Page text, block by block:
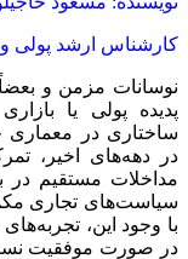
کارشناس ارشد پولی و
نوسانات مزمن و
پدیده پولی یا
ساختاری در
در دهه‌های اخیر،
مداخلات مستقیم در
سیاست‌های تجاری
با وجود این،
در صورت موفقیت